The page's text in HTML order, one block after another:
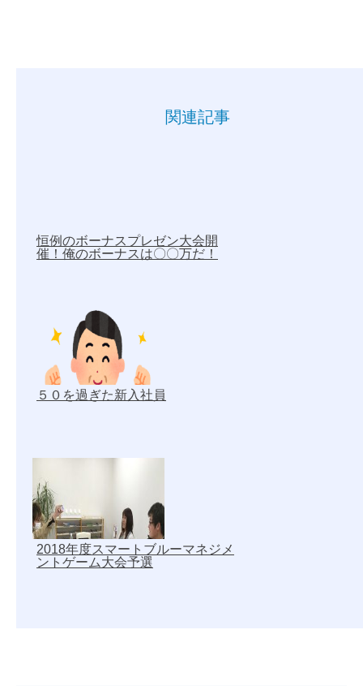
関連記事
恒例のボーナスプレゼン大会開
催！俺のボーナスは〇〇万だ！
５０を過ぎた新入社員
2018年度スマートブルーマネジメ
ントゲーム大会予選